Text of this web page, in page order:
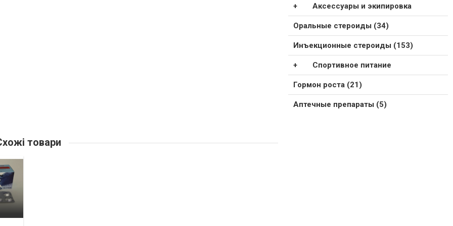
Аксессуары и экипировка
Оральные стероиды (34)
Инъекционные стероиды (153)
Спортивное питание
Гормон роста (21)
Аптечные препараты (5)
товари